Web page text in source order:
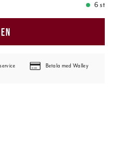
6 st
Betala med Walley